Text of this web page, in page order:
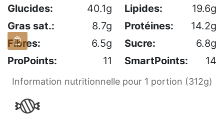
Glucides: 40.1g Lipides:
19.6g
Gras sat.:
8.7g Protéines:
14.2g
Fibres:
6.5g Sucre:
6.8g
ProPoints:
11 SmartPoints: 14
Information nutritionnelle pour 1 portion (312g)